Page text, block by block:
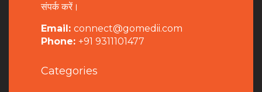
संपर्क करें।
Email: connect@gomedii.com
Phone: +91 9311101477
Categories